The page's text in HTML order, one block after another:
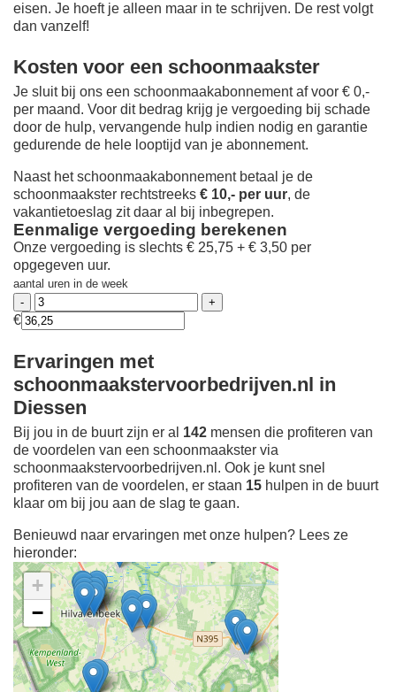
eisen. Je hoeft je alleen maar in te schrijven. De rest volgt
dan vanzelf!
Kosten voor een schoonmaakster
Je sluit bij ons een schoonmaakabonnement af voor € 0,-
per maand. Voor dit bedrag krijg je vergoeding bij schade
door de hulp, vervangende hulp indien nodig en garantie
gedurende de hele looptijd van je abonnement.
Naast het schoonmaakabonnement betaal je de
schoonmaakster rechtstreeks € 10,- per uur, de
vakantietoeslag zit daar al bij inbegrepen.
Eenmalige vergoeding berekenen
Onze vergoeding is slechts € 25,75 + € 3,50 per
opgegeven uur.
aantal uren in de week
€
Ervaringen met
schoonmaakstervoorbedrijven.nl in
Diessen
Bij jou in de buurt zijn er al 142 mensen die profiteren van
de voordelen van een schoonmaakster via
schoonmaakstervoorbedrijven.nl. Ook je kunt snel
profiteren van de voordelen, er staan 15 hulpen in de buurt
klaar om bij jou aan de slag te gaan.
Benieuwd naar ervaringen met onze hulpen? Lees ze
hieronder:
Ontdek meer ervaringen
Schoonmaakster bij
jou in de buurt
+
−